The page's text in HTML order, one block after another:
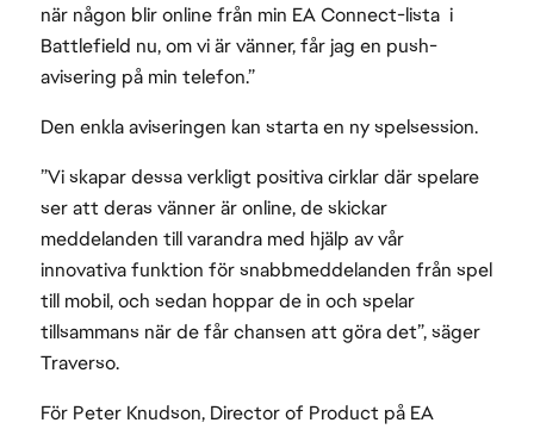
när någon blir online från min EA Connect-lista i
Battlefield nu, om vi är vänner, får jag en push-
avisering på min telefon.”
Den enkla aviseringen kan starta en ny spelsession.
”Vi skapar dessa verkligt positiva cirklar där spelare
ser att deras vänner är online, de skickar
meddelanden till varandra med hjälp av vår
innovativa funktion för snabbmeddelanden från spel
till mobil, och sedan hoppar de in och spelar
tillsammans när de får chansen att göra det”, säger
Traverso.
För Peter Knudson, Director of Product på EA